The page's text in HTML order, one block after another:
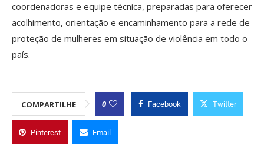
coordenadoras e equipe técnica, preparadas para oferecer
acolhimento, orientação e encaminhamento para a rede de
proteção de mulheres em situação de violência em todo o
país.
COMPARTILHE 0 Facebook Twitter
Pinterest Email